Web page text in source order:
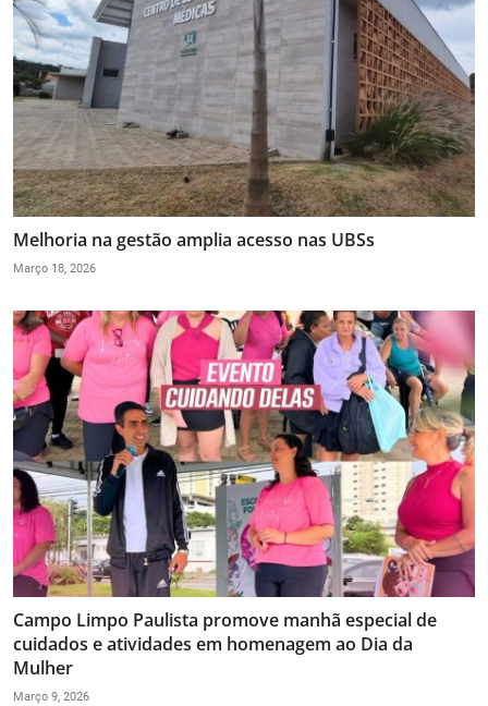
Melhoria na gestão amplia acesso nas UBSs
Março 18, 2026
Campo Limpo Paulista promove manhã especial de
cuidados e atividades em homenagem ao Dia da
Mulher
Março 9, 2026